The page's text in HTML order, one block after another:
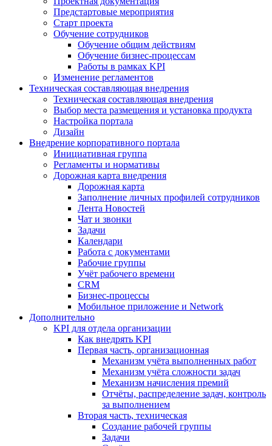
Предстартовые мероприятия
Старт проекта
Обучение сотрудников
Обучение общим действиям
Обучение бизнес-процессам
Работы в рамках KPI
Изменение регламентов
Техническая составляющая внедрения
Техническая составляющая внедрения
Выбор места размещения и установка продукта
Настройка портала
Дизайн
Внедрение корпоративного портала
Инициативная группа
Регламенты и нормативы
Дорожная карта внедрения
Дорожная карта
Заполнение личных профилей сотрудников
Лента Новостей
Чат и звонки
Задачи
Календари
Работа с документами
Рабочие группы
Учёт рабочего времени
CRM
Бизнес-процессы
Мобильное приложение и Network
Дополнительно
KPI для отдела организации
Как внедрять KPI
Первая часть, организационная
Механизм учёта выполненных работ
Механизм учёта сложности задач
Механизм начисления премий
Отчёты, распределение задач, контроль
за выполнением
Вторая часть, техническая
Создание рабочей группы
Задачи